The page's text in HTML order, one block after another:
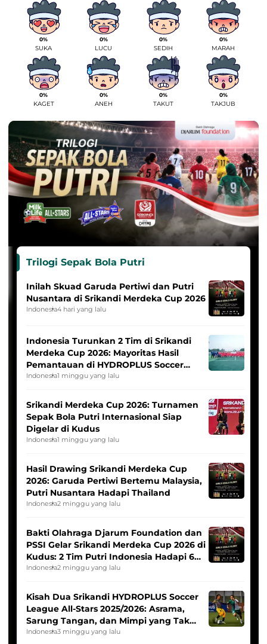
0%
SUKA
0%
LUCU
0%
SEDIH
0%
MARAH
0%
KAGET
0%
ANEH
0%
TAKUT
0%
TAKJUB
Trilogi Sepak Bola Putri
Inilah Skuad Garuda Pertiwi dan Putri
Nusantara di Srikandi Merdeka Cup 2026
Indonesia4 hari yang lalu
Indonesia Turunkan 2 Tim di Srikandi
Merdeka Cup 2026: Mayoritas Hasil
Pemantauan di HYDROPLUS Soccer
League
Indonesia1 minggu yang lalu
Srikandi Merdeka Cup 2026: Turnamen
Sepak Bola Putri Internasional Siap
Digelar di Kudus
Indonesia1 minggu yang lalu
Hasil Drawing Srikandi Merdeka Cup
2026: Garuda Pertiwi Bertemu Malaysia,
Putri Nusantara Hadapi Thailand
Indonesia2 minggu yang lalu
Bakti Olahraga Djarum Foundation dan
PSSI Gelar Srikandi Merdeka Cup 2026 di
Kudus: 2 Tim Putri Indonesia Hadapi 6
Tim Asia
Indonesia2 minggu yang lalu
Kisah Dua Srikandi HYDROPLUS Soccer
League All-Stars 2025/2026: Asrama,
Sarung Tangan, dan Mimpi yang Tak
Pernah Padam
Indonesia3 minggu yang lalu